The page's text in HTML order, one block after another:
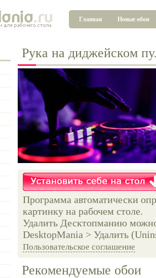
Главная Новые обои
Рука на диджейском
Программа автоматически
картинку на рабочем столе.
Удалить Десктопманию
DesktopMania > Удалить
Пользовательское соглашение
Рекомендуемые обои